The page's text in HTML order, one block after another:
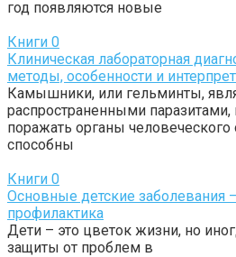
год появляются новые
Книги 0
Клиническая лабораторная
методы, особенности и
Камышники, или гельминты,
распространенными
поражать органы человеческого
способны
Книги 0
Основные детские заболевания
профилактика
Дети – это цветок жизни, но
защиты от проблем в